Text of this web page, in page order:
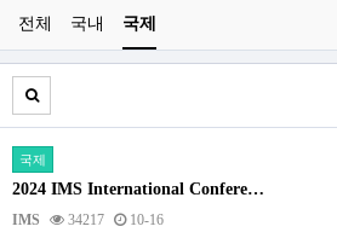
전체 국내 국제
국제
2024 IMS International Confere…
IMS 34217 10-16